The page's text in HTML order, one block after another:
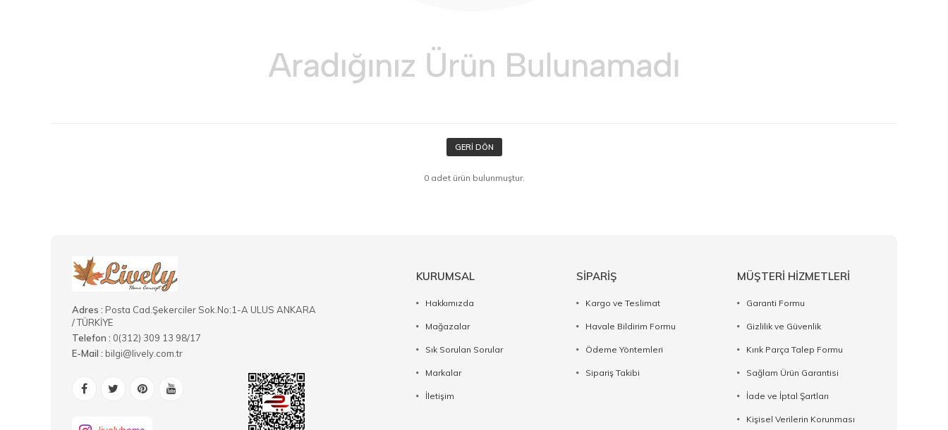
GERI DÖN
0 adet ürün bulunmuştur.
Adres : Posta Cad.Şekerciler Sok.No:1-A ULUS ANKARA
/ TÜRKİYE
Telefon : 0(312) 309 13 98/17
E-Mail : bilgi@lively.com.tr
KURUMSAL
Hakkımızda
Mağazalar
Sık Sorulan Sorular
Markalar
İletişim
SİPARİŞ
Kargo ve Teslimat
Havale Bildirim Formu
Ödeme Yöntemleri
Sipariş Takibi
MÜŞTERİ HİZMETLERİ
Garanti Formu
Gizlilik ve Güvenlik
Kırık Parça Talep Formu
Sağlam Ürün Garantisi
İade ve İptal Şartları
Kişisel Verilerin Korunması